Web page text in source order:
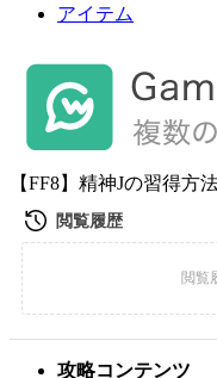
アイテム
【FF8】精神Jの習得方
攻略コンテンツ